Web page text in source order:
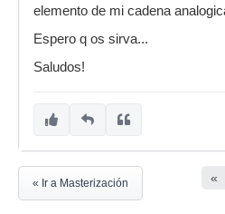
elemento de mi cadena
Espero q os sirva...
Saludos!
«
« Ir a Masterización